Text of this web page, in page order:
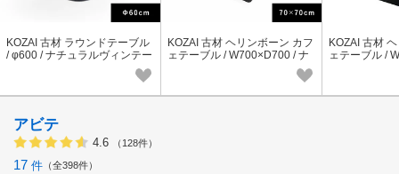
KOZAI 古材 ラウンドテーブル
/ φ600 / ナチュラルヴィンテー
KOZAI 古材 ヘリンボーン カフ
ェテーブル / W700×D700 / ナ
KOZAI 古材
ェテーブル /
アビテ
4.6 （128件）
17 件 全398件